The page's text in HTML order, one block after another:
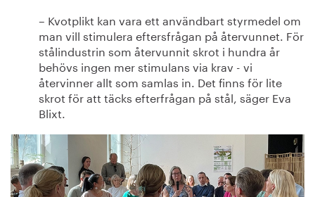
– Kvotplikt kan vara ett användbart styrmedel om
man vill stimulera eftersfrågan på återvunnet. För
stålindustrin som återvunnit skrot i hundra år
behövs ingen mer stimulans via krav - vi
återvinner allt som samlas in. Det finns för lite
skrot för att täcks efterfrågan på stål, säger Eva
Blixt.